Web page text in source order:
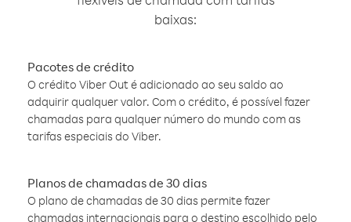
baixas:
Pacotes de crédito
O crédito Viber Out é adicionado ao seu saldo ao
adquirir qualquer valor. Com o crédito, é possível fazer
chamadas para qualquer número do mundo com as
tarifas especiais do Viber.
Planos de chamadas de 30 dias
O plano de chamadas de 30 dias permite fazer
chamadas internacionais para o destino escolhido pelo